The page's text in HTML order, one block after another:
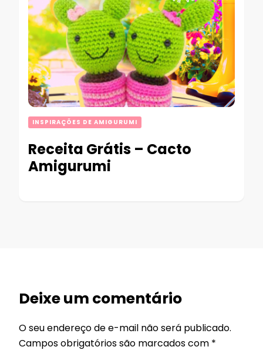
INSPIRAÇÕES DE AMIGURUMI
Receita Grátis – Cacto
Amigurumi
Deixe um comentário
O seu endereço de e-mail não será publicado.
Campos obrigatórios são marcados com *